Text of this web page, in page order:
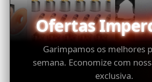
Ofertas
Garimpamos os melhores
semana. Economize com
exclusiva.